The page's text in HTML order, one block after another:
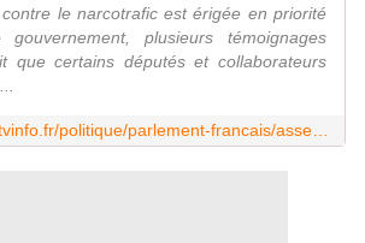
le narcotrafic est érigée en priorité
plusieurs témoignages
que certains députés et collaborateurs